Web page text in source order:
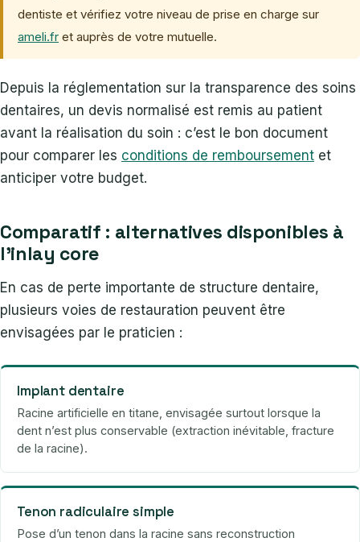
dentiste et vérifiez votre niveau de prise en charge sur
ameli.fr et auprès de votre mutuelle.
Depuis la réglementation sur la transparence des soins
dentaires, un devis normalisé est remis au patient
avant la réalisation du soin : c’est le bon document
pour comparer les conditions de remboursement et
anticiper votre budget.
Comparatif : alternatives disponibles à
l’inlay core
En cas de perte importante de structure dentaire,
plusieurs voies de restauration peuvent être
envisagées par le praticien :
Implant dentaire
Racine artificielle en titane, envisagée surtout lorsque la
dent n’est plus conservable (extraction inévitable, fracture
de la racine).
Tenon radiculaire simple
Pose d’un tenon dans la racine sans reconstruction